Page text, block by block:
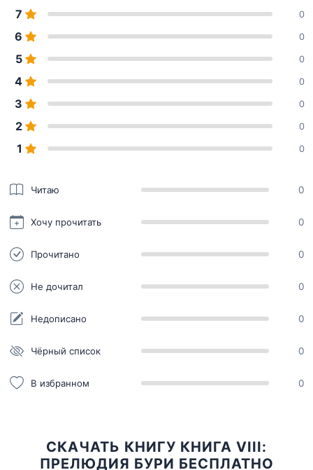
7 0
6 0
5 0
4 0
3 0
2 0
1 0
Читаю 0
Хочу прочитать 0
Прочитано 0
Не дочитал 0
Недописано 0
Чёрный список 0
В избранном 0
СКАЧАТЬ КНИГУ КНИГА VIII:
ПРЕЛЮДИЯ БУРИ БЕСПЛАТНО